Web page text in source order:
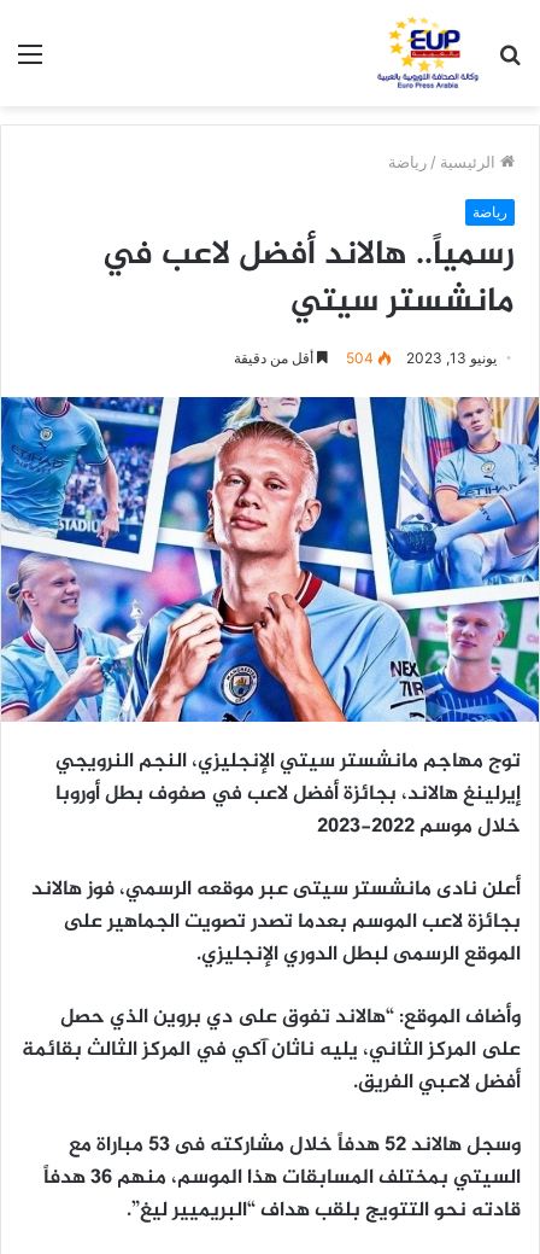
عن
الرئيسية / رياضة
رياضة
رسمياً.. هالاند أفضل لاعب في
مانشستر سيتي
يونيو 13, 2023 504 أقل من دقيقة
توج مهاجم مانشستر سيتي الإنجليزي، النجم النرويجي
إيرلينغ هالاند، بجائزة أفضل لاعب في صفوف بطل أوروبا
خلال موسم 2022-2023
أعلن نادى مانشستر سيتى عبر موقعه الرسمي، فوز هالاند
بجائزة لاعب الموسم بعدما تصدر تصويت الجماهير على
الموقع الرسمى لبطل الدوري الإنجليزي.
وأضاف الموقع: “هالاند تفوق على دي بروين الذي حصل
على المركز الثاني، يليه ناثان آكي في المركز الثالث بقائمة
أفضل لاعبي الفريق.
وسجل هالاند 52 هدفاً خلال مشاركته فى 53 مباراة مع
السيتي بمختلف المسابقات هذا الموسم، منهم 36 هدفاً
قادته نحو التتويج بلقب هداف “البريميير ليغ”.